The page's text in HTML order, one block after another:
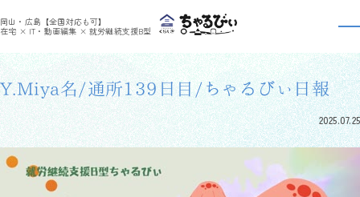
岡山・広島【全国対応も可】
在宅 × IT・動画編集 × 就労継続支援B型
利用者さんの日報 >
利用者さんの日報
Y.Miya名/通所139日目/ちゃるびぃ日報
2025.07.25